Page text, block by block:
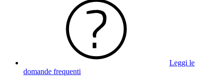
Leggi le
domande frequenti